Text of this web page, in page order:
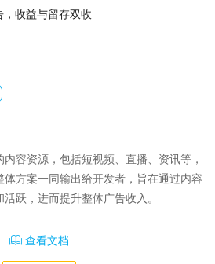
收益与留存双收
容资源，包括短视频、直播、资讯等，
方案一同输出给开发者，旨在通过内容
跃，进而提升整体广告收入。
查看文档